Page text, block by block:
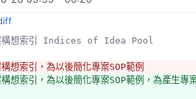
案構想索引 Indices of Idea Pool
想索引，為以後簡化專案SOP範例
想索引，為以後簡化專案SOP範例，為產生專